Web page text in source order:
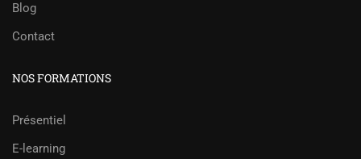
Blog
Contact
NOS FORMATIONS
Présentiel
E-learning